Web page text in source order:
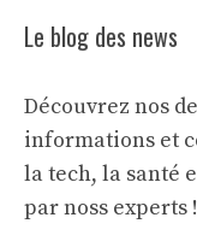
Le blog des news
Découvrez nos
informations et
la tech, la santé
par noss experts !